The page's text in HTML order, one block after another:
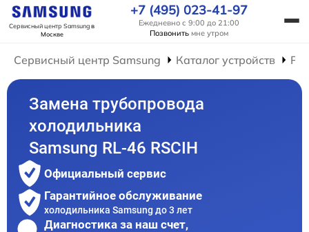
Сервисный центр Samsungв
Москве
+7 (495) 023-41-97
Ежедневно с 9:00 до 21:00
Позвонить мне утром
Сервисный центр Samsung Каталог устройств
Замена трубопровода
холодильника
Samsung RL-46 RSCIH
Официальный сервис
Гарантийное обслуживание
холодильника Samsung до 3 лет
Диагностика за наш счет,